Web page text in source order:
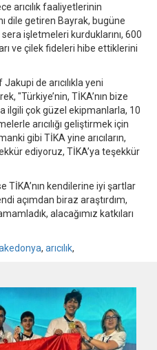
arıcılık faaliyetlerinin
dile getiren Bayrak, bugüne
işletmeleri kurduklarını, 600
ve çilek fideleri hibe ettiklerini
de arıcılıkla yeni
"Türkiye’nin, TİKA’nın bize
ilgili çok güzel ekipmanlarla, 10
arıcılığı geliştirmek için
gibi TİKA yine arıcıların,
ediyoruz, TİKA’ya teşekkür
TİKA’nın kendilerine iyi şartlar
açımdan biraz araştırdım,
alacağımız katkıları
, arıcılık,